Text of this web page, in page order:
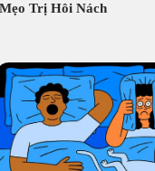
Trị Hôi Nách